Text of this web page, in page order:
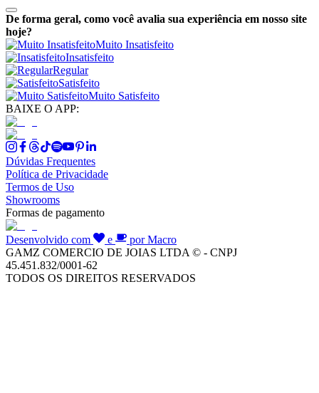
De forma geral, como você avalia sua experiência em nosso site
hoje?
Muito Insatisfeito
Insatisfeito
Regular
Satisfeito
Muito Satisfeito
BAIXE O APP:
Dúvidas Frequentes
Política de Privacidade
Termos de Uso
Showrooms
Formas de pagamento
Desenvolvido com e
por Macro
GAMZ COMERCIO DE JOIAS LTDA © - CNPJ
45.451.832/0001-62
TODOS OS DIREITOS RESERVADOS